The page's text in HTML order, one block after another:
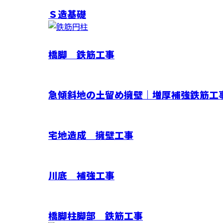
Ｓ造基礎
橋脚 鉄筋工事
急傾斜地の土留め擁壁｜増厚補強鉄筋工
宅地造成 擁壁工事
川底 補強工事
橋脚柱脚部 鉄筋工事